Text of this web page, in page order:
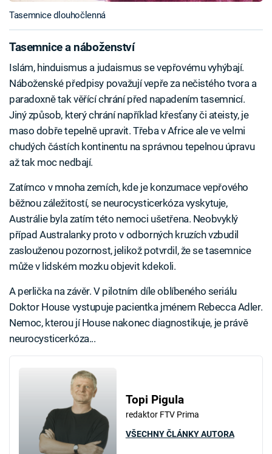
Tasemnice dlouhočlenná
Tasemnice a náboženství
Islám, hinduismus a judaismus se vepřovému vyhýbají.
Náboženské předpisy považují vepře za nečistého tvora a
paradoxně tak věřící chrání před napadením tasemnicí.
Jiný způsob, který chrání například křesťany či ateisty, je
maso dobře tepelně upravit. Třeba v Africe ale ve velmi
chudých částích kontinentu na správnou tepelnou úpravu
až tak moc nedbají.
Zatímco v mnoha zemích, kde je konzumace vepřového
běžnou záležitostí, se neurocysticerkóza vyskytuje,
Austrálie byla zatím této nemoci ušetřena. Neobvyklý
případ Australanky proto v odborných kruzích vzbudil
zaslouženou pozornost, jelikož potvrdil, že se tasemnice
může v lidském mozku objevit kdekoli.
A perlička na závěr. V pilotním díle oblíbeného seriálu
Doktor House vystupuje pacientka jménem Rebecca Adler.
Nemoc, kterou jí House nakonec diagnostikuje, je právě
neurocysticerkóza...
Topi Pigula
redaktor FTV Prima
VŠECHNY ČLÁNKY AUTORA